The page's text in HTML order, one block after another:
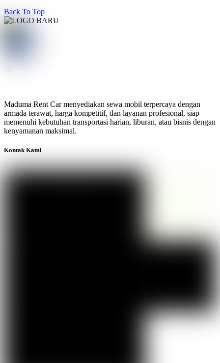
Back To Top
Maduma Rent Car menyediakan sewa mobil terpercaya dengan
armada terawat, harga kompetitif, dan layanan profesional, siap
memenuhi kebutuhan transportasi harian, liburan, atau bisnis dengan
kenyamanan maksimal.
Kontak Kami